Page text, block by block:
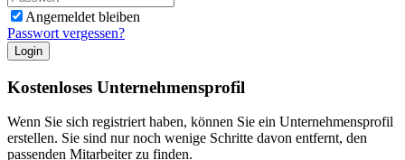
Angemeldet bleiben
Passwort vergessen?
Login
Kostenloses Unternehmensprofil
Wenn Sie sich registriert haben, können Sie ein Unternehmensprofil
erstellen. Sie sind nur noch wenige Schritte davon entfernt, den
passenden Mitarbeiter zu finden.